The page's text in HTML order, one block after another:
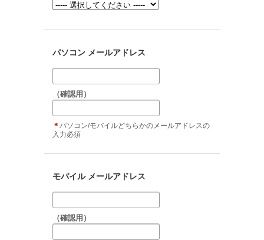
パソコン メールアドレス
（確認用）
＊ パソコン/モバイルどちらかのメールアドレスの
入力必須
モバイル メールアドレス
（確認用）